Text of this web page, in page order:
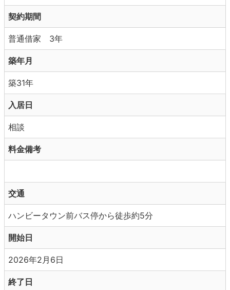
契約期間
普通借家 3年
築年月
築31年
入居日
相談
料金備考
交通
ハンビータウン前バス停から徒歩約5分
開始日
2026年2月6日
終了日